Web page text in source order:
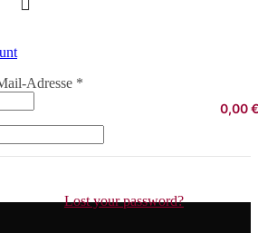
Adresse *
Lost your password?
0,00